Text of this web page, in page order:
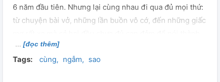
6 năm đầu tiên. Nhưng lại cùng nhau đi qua đủ mọi thứ:
từ chuyện bài vở, những lần buồn vô cớ, đến những giấc
lời. Có những đêm, cuộc gọi kéo dài đến khi cả hai ngủ
quên. Có những lúc im lặng vài giây thôi cũng đủ khiến
[đọc thêm]
Tags: cùng ngẫm sao